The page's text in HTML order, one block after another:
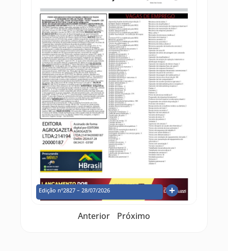
Edição nº2827 – 28/07/2026
Anterior Próximo